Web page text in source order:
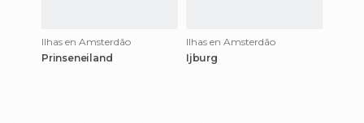
Ilhas en Amsterdão
Prinseneiland
Ilhas en Amsterdão
Ijburg